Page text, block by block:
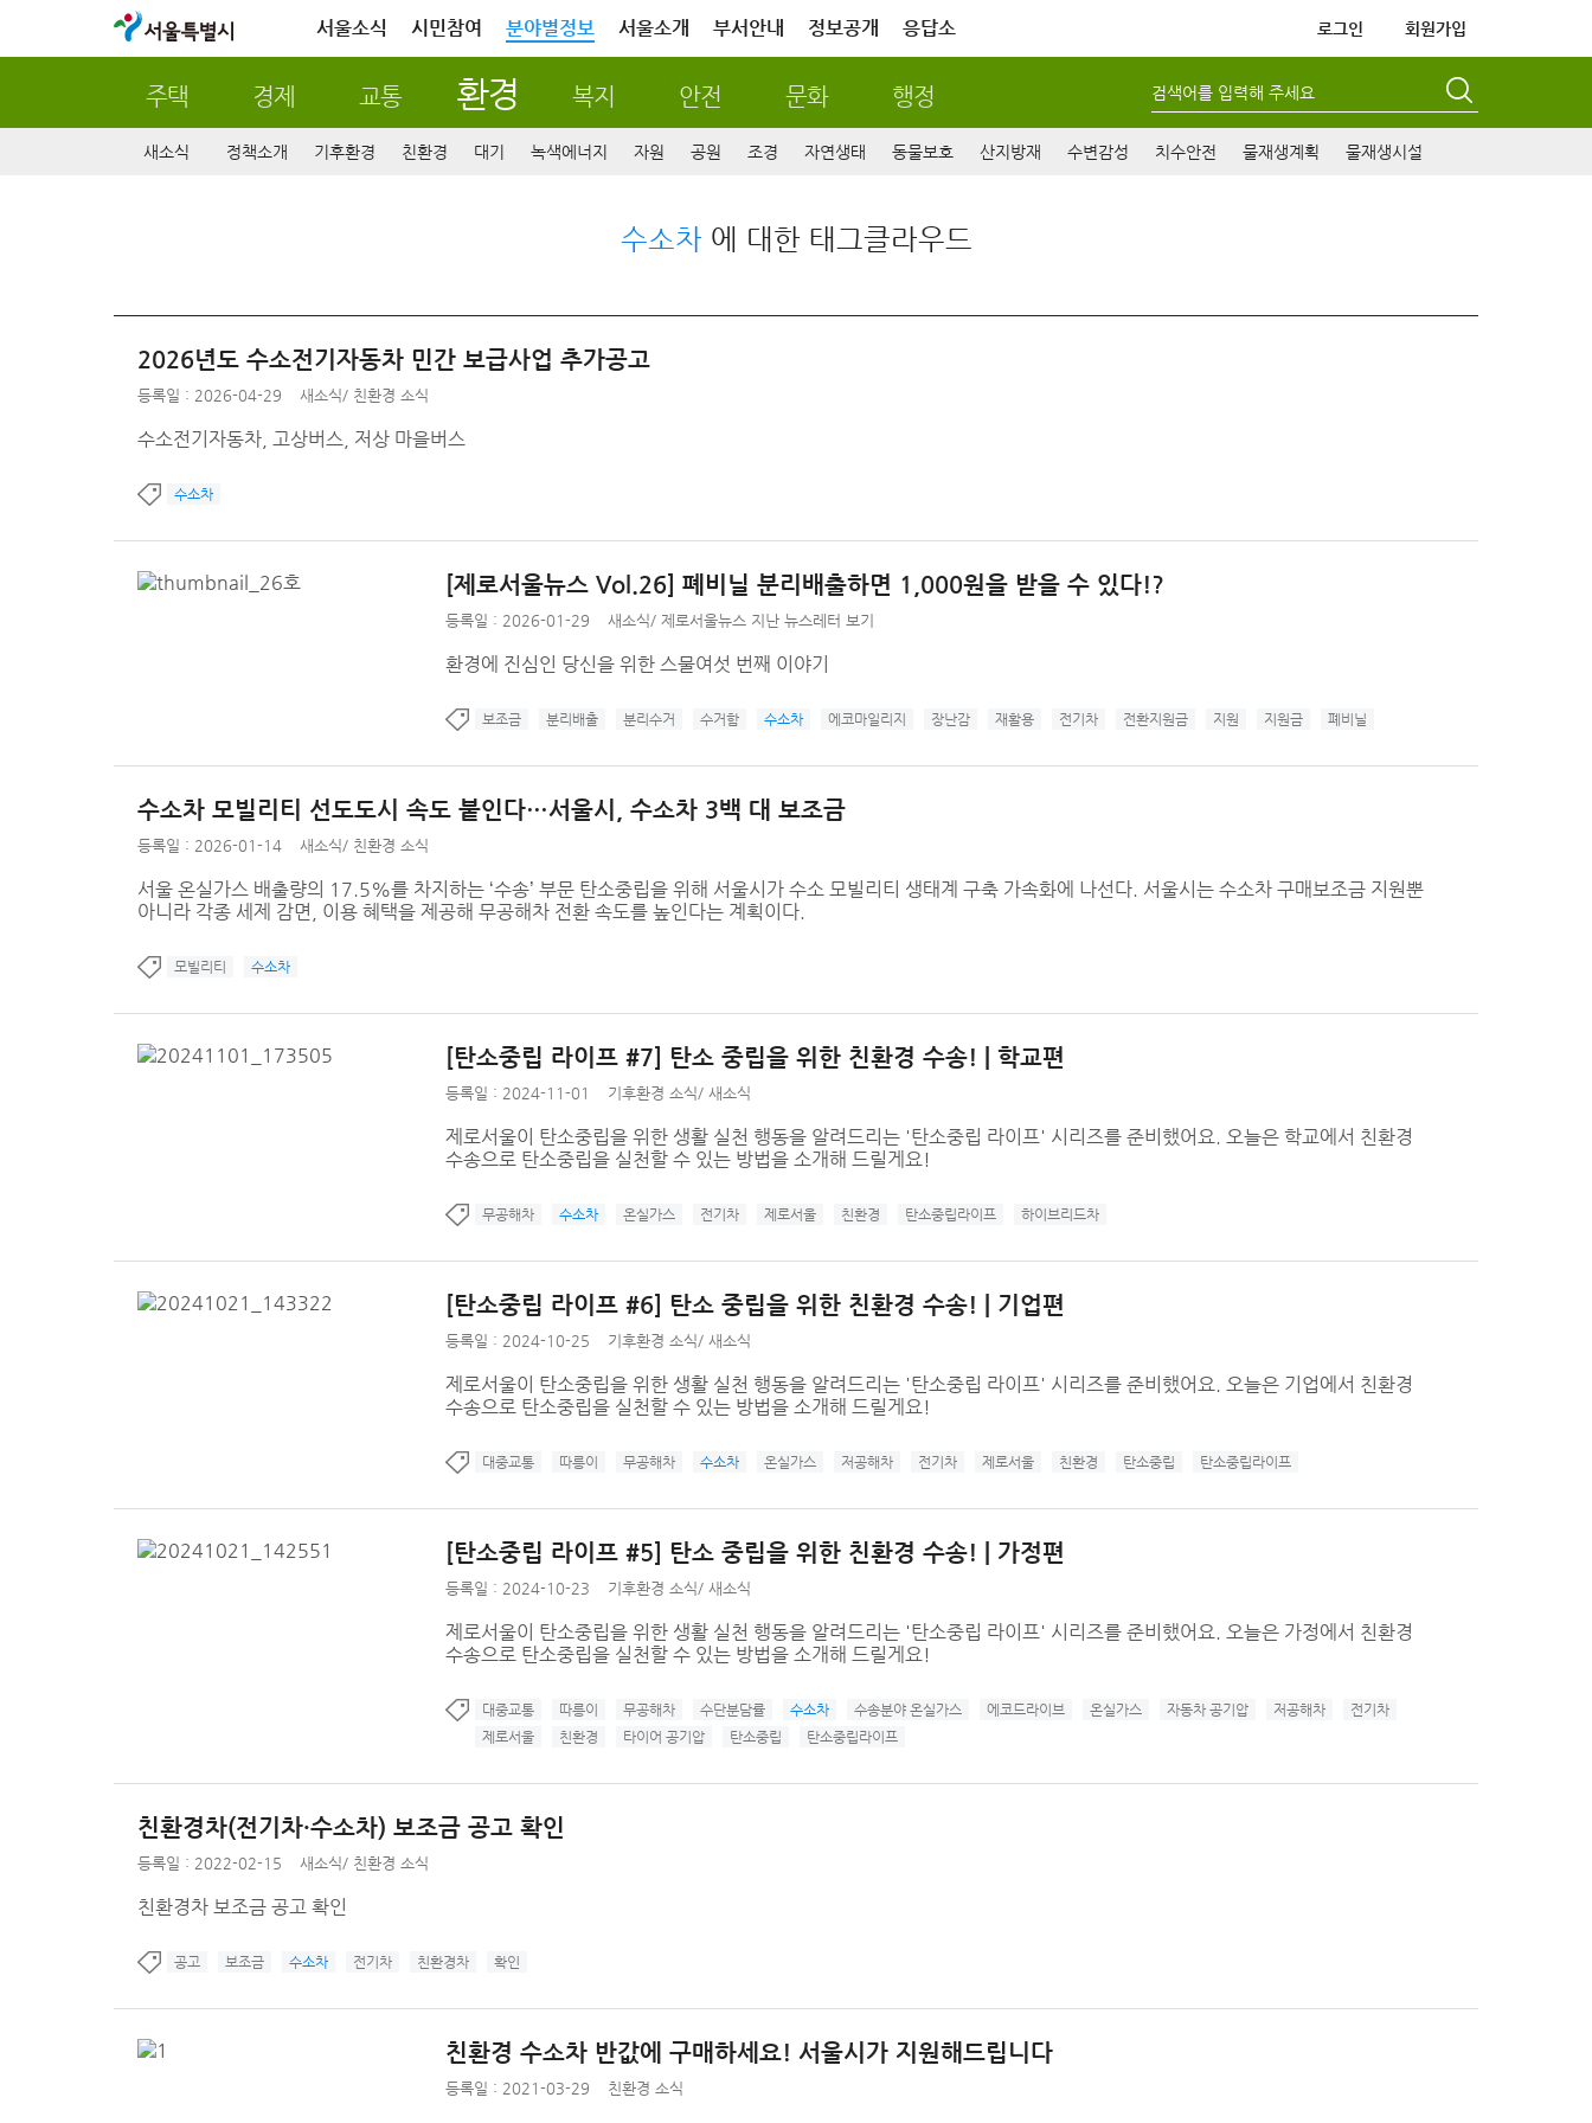
서울특별시 서울소식 시민참여 분야별정보 서울소개 부서안내 정보공개 응답소 로그인 회원가입
주택 경제 교통 환경 복지 안전 문화 행정 검색어를 입력해 주세요
새소식 정책소개 기후환경 친환경 대기 녹색에너지 자원 공원 조경 자연생태 동물보호 산지방재 수변감성 치수안전 물재생계획 물재생시설
수소차에 대한 태그클라우드
2026년도 수소전기자동차 민간 보급사업 추가공고
등록일 : 2026-04-29 새소식/ 친환경 소식
수소전기자동차, 고상버스, 저상 마을버스
수소차
[제로서울뉴스 Vol.26] 폐비닐 분리배출하면 1,000원을 받을 수 있다!?
등록일 : 2026-01-29 새소식/ 제로서울뉴스 지난 뉴스레터 보기
환경에 진심인 당신을 위한 스물여섯 번째 이야기
보조금 분리배출 분리수거 수거함 수소차 에코마일리지 장난감 재활용 전기차 전환지원금 지원 지원금 폐비닐
수소차 모빌리티 선도도시 속도 붙인다…서울시, 수소차 3백 대 보조금
등록일 : 2026-01-14 새소식/ 친환경 소식
서울 온실가스 배출량의 17.5%를 차지하는 ‘수송’ 부문 탄소중립을 위해 서울시가 수소 모빌리티 생태계 구축 가속화에 나선다. 서울시는 수소차 구매보조금 지원뿐
아니라 각종 세제 감면, 이용 혜택을 제공해 무공해차 전환 속도를 높인다는 계획이다.
모빌리티 수소차
[탄소중립 라이프 #7] 탄소 중립을 위한 친환경 수송! | 학교편
등록일 : 2024-11-01 기후환경 소식/ 새소식
제로서울이 탄소중립을 위한 생활 실천 행동을 알려드리는 '탄소중립 라이프' 시리즈를 준비했어요. 오늘은 학교에서 친환경
수송으로 탄소중립을 실천할 수 있는 방법을 소개해 드릴게요!
무공해차 수소차 온실가스 전기차 제로서울 친환경 탄소중립라이프 하이브리드차
[탄소중립 라이프 #6] 탄소 중립을 위한 친환경 수송! | 기업편
등록일 : 2024-10-25 기후환경 소식/ 새소식
제로서울이 탄소중립을 위한 생활 실천 행동을 알려드리는 '탄소중립 라이프' 시리즈를 준비했어요. 오늘은 기업에서 친환경
수송으로 탄소중립을 실천할 수 있는 방법을 소개해 드릴게요!
대중교통 따릉이 무공해차 수소차 온실가스 저공해차 전기차 제로서울 친환경 탄소중립 탄소중립라이프
[탄소중립 라이프 #5] 탄소 중립을 위한 친환경 수송! | 가정편
등록일 : 2024-10-23 기후환경 소식/ 새소식
제로서울이 탄소중립을 위한 생활 실천 행동을 알려드리는 '탄소중립 라이프' 시리즈를 준비했어요. 오늘은 가정에서 친환경
수송으로 탄소중립을 실천할 수 있는 방법을 소개해 드릴게요!
대중교통 따릉이 무공해차 수단분담률 수소차 수송분야 온실가스 에코드라이브 온실가스 자동차 공기압 저공해차
전기차
제로서울
친환경 타이어 공기압 탄소중립 탄소중립라이프
친환경차(전기차·수소차) 보조금 공고 확인
등록일 : 2022-02-15 새소식/ 친환경 소식
친환경차 보조금 공고 확인
공고 보조금 수소차 전기차 친환경차 확인
친환경 수소차 반값에 구매하세요! 서울시가 지원해드립니다
등록일 : 2021-03-29 친환경 소식